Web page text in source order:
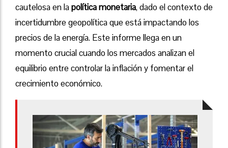
cautelosa en lapolítica monetaria, dado el contexto de
incertidumbre geopolítica que está impactando los
precios de la energía. Este informe llega en un
momento crucial cuando los mercados analizan el
equilibrio entre controlar la inflación y fomentar el
crecimiento económico.